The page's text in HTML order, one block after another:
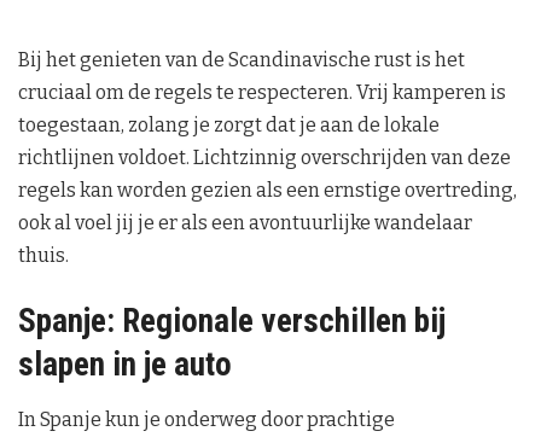
Bij het genieten van de Scandinavische rust is het
cruciaal om de regels te respecteren. Vrij kamperen is
toegestaan, zolang je zorgt dat je aan de lokale
richtlijnen voldoet. Lichtzinnig overschrijden van deze
regels kan worden gezien als een ernstige overtreding,
ook al voel jij je er als een avontuurlijke wandelaar
thuis.
Spanje: Regionale verschillen bij
slapen in je auto
In Spanje kun je onderweg door prachtige